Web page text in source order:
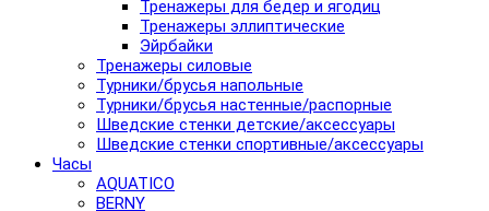
Тренажеры для бедер и ягодиц
Тренажеры эллиптические
Эйрбайки
Тренажеры силовые
Турники/брусья напольные
Турники/брусья настенные/распорные
Шведские стенки детские/аксессуары
Шведские стенки спортивные/аксессуары
Часы
AQUATICO
BERNY